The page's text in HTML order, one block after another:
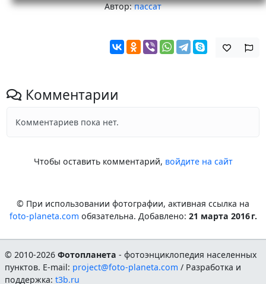
Автор:пассат
Комментарии
Комментариев пока нет.
Чтобы оставить комментарий, войдите на сайт
© При использовании фотографии, активная ссылка на
foto-planeta.com обязательна. Добавлено: 21 марта 2016 г.
© 2010-2026Фотопланета - фотоэнциклопедия населенных
пунктов. E-mail: project@foto-planeta.com / Разработка и
поддержка:t3b.ru